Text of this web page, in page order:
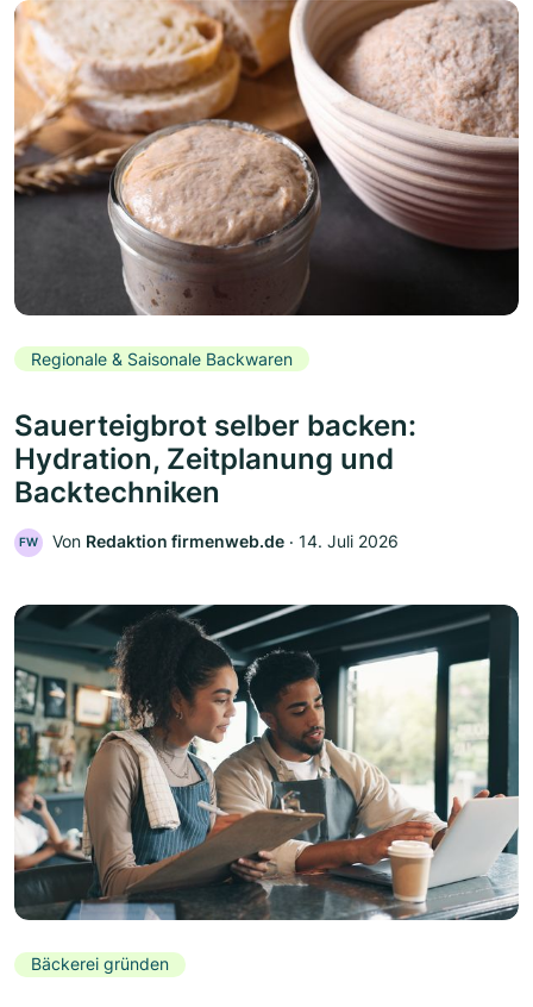
Regionale & Saisonale Backwaren
Sauerteigbrot selber backen:
Hydration, Zeitplanung und
Backtechniken
FW Von Redaktion firmenweb.de ‧ 14. Juli 2026
Bäckerei gründen